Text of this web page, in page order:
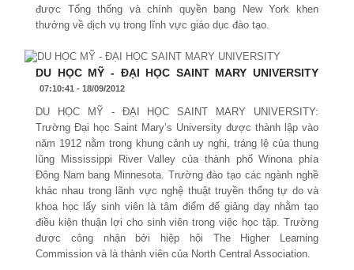
được Tổng thống và chính quyền bang New York khen
thưởng về dịch vụ trong lĩnh vực giáo dục đào tạo.
DU HỌC MỸ - ĐẠI HỌC SAINT MARY UNIVERSITY
07:10:41 - 18/09/2012
DU HỌC MỸ - ĐẠI HỌC SAINT MARY UNIVERSITY:
Trường Đại học Saint Mary’s University được thành lập vào
năm 1912 nằm trong khung cảnh uy nghi, tráng lệ của thung
lũng Mississippi River Valley của thành phố Winona phía
Đông Nam bang Minnesota. Trường đào tạo các ngành nghề
khác nhau trong lãnh vực nghệ thuật truyền thống tự do và
khoa học lấy sinh viên là tâm điểm để giảng dạy nhằm tạo
điều kiện thuận lợi cho sinh viên trong việc học tập. Trường
được công nhận bởi hiệp hội The Higher Learning
Commission và là thành viên của North Central Association.